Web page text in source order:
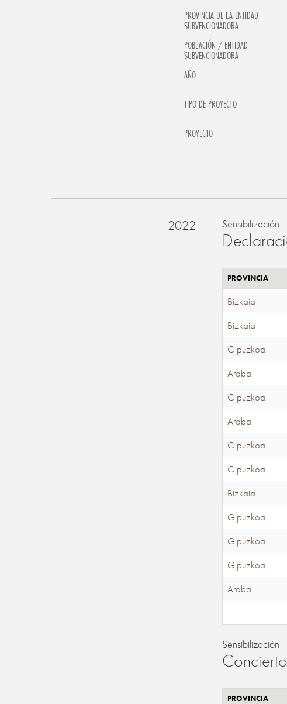
PROVINCIA DE LA ENTIDAD
SUBVENCIONADORA
POBLACIÓN / ENTIDAD
SUBVENCIONADORA
AÑO
TIPO DE PROYECTO
PROYECTO
2022 Sensibilización
PROVINCIA
Bizkaia
Bizkaia
Gipuzkoa
Araba
Gipuzkoa
Araba
Gipuzkoa
Gipuzkoa
Bizkaia
Gipuzkoa
Gipuzkoa
Gipuzkoa
Araba
Sensibilización
PROVINCIA